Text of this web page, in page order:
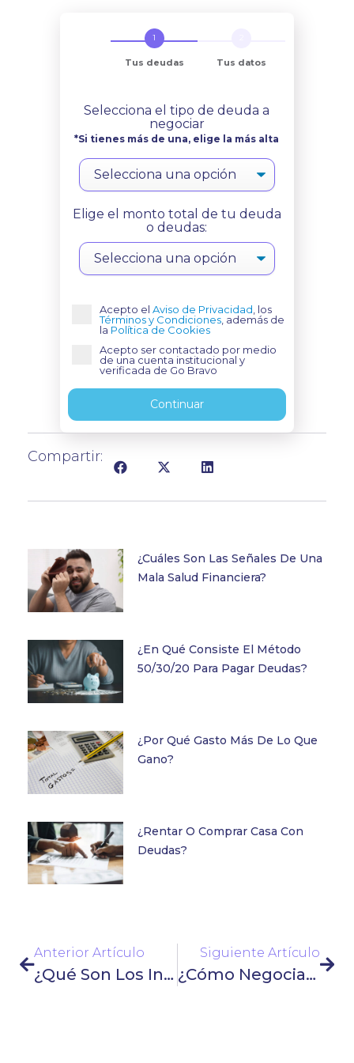
Tus deudas Tus datos
Selecciona el tipo de deuda a
negociar
*Si tienes más de una, elige la más alta
Elige el monto total de tu deuda
o deudas:
Acepto elAviso de Privacidad , los
Términos y Condiciones , además de
la Política de Cookies
Acepto ser contactado por medio
de una cuenta institucional y
verificada de Go Bravo
Continuar
Compartir:
¿Cuáles Son Las Señales De Una
Mala Salud Financiera?
¿En Qué Consiste El Método
50/30/20 Para Pagar Deudas?
¿Por Qué Gasto Más De Lo Que
Gano?
¿Rentar O Comprar Casa Con
Deudas?
Anterior Artículo
¿Qué Son Los Instrumentos De Deuda?
Siguiente Artículo
¿Cómo Negociar Una Deuda Con BBVA?